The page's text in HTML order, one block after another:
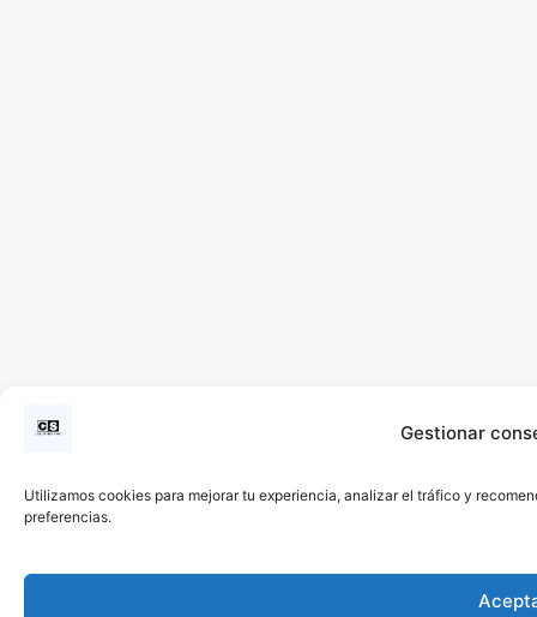
Gestionar
Utilizamos cookies para mejorar tu experiencia, analizar el tráfico y
preferencias.